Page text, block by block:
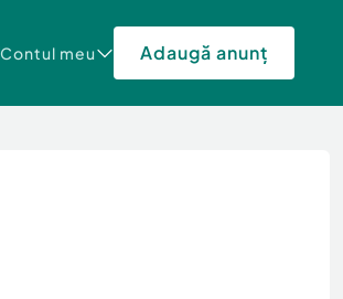
Contul meu Adaugă anunț